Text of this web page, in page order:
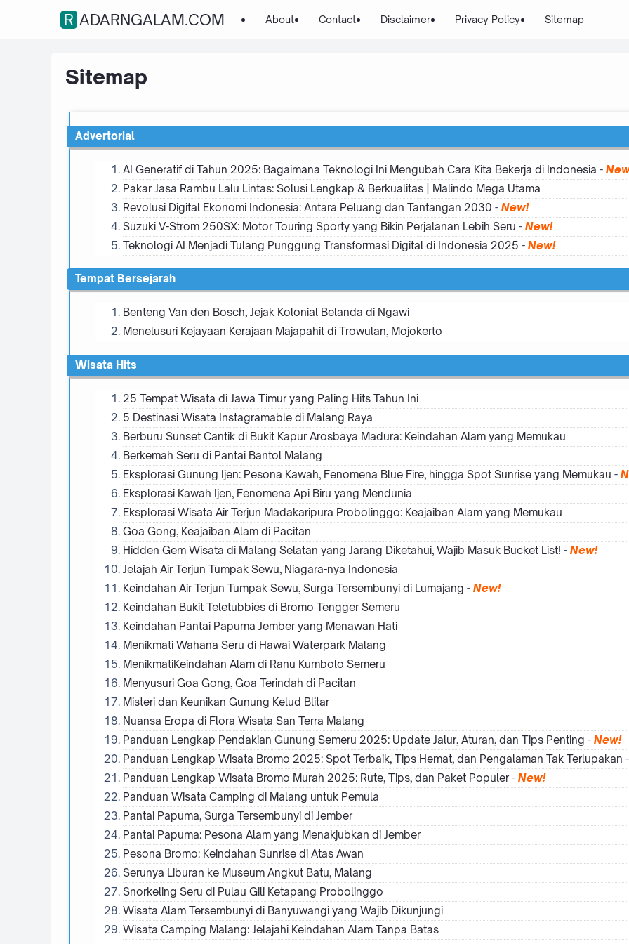
RADARNGALAM.COM About Contact Disclaimer Privacy Policy Sitemap
Sitemap
Advertorial
AI Generatif di Tahun 2025: Bagaimana Teknologi Ini Mengubah Cara Kita Bekerja di Indonesia -
Pakar Jasa Rambu Lalu Lintas: Solusi Lengkap & Berkualitas | Malindo Mega Utama
Revolusi Digital Ekonomi Indonesia: Antara Peluang dan Tantangan 2030 - New!
Suzuki V-Strom 250SX: Motor Touring Sporty yang Bikin Perjalanan Lebih Seru - New!
Teknologi AI Menjadi Tulang Punggung Transformasi Digital di Indonesia 2025 - New!
Tempat Bersejarah
Benteng Van den Bosch, Jejak Kolonial Belanda di Ngawi
Menelusuri Kejayaan Kerajaan Majapahit di Trowulan, Mojokerto
Wisata Hits
25 Tempat Wisata di Jawa Timur yang Paling Hits Tahun Ini
5 Destinasi Wisata Instagramable di Malang Raya
Berburu Sunset Cantik di Bukit Kapur Arosbaya Madura: Keindahan Alam yang Memukau
Berkemah Seru di Pantai Bantol Malang
Eksplorasi Gunung Ijen: Pesona Kawah, Fenomena Blue Fire, hingga Spot Sunrise yang Memukau -
Eksplorasi Kawah Ijen, Fenomena Api Biru yang Mendunia
Eksplorasi Wisata Air Terjun Madakaripura Probolinggo: Keajaiban Alam yang Memukau
Goa Gong, Keajaiban Alam di Pacitan
Hidden Gem Wisata di Malang Selatan yang Jarang Diketahui, Wajib Masuk Bucket List! - New!
Jelajah Air Terjun Tumpak Sewu, Niagara-nya Indonesia
Keindahan Air Terjun Tumpak Sewu, Surga Tersembunyi di Lumajang - New!
Keindahan Bukit Teletubbies di Bromo Tengger Semeru
Keindahan Pantai Papuma Jember yang Menawan Hati
Menikmati Wahana Seru di Hawai Waterpark Malang
MenikmatiKeindahan Alam di Ranu Kumbolo Semeru
Menyusuri Goa Gong, Goa Terindah di Pacitan
Misteri dan Keunikan Gunung Kelud Blitar
Nuansa Eropa di Flora Wisata San Terra Malang
Panduan Lengkap Pendakian Gunung Semeru 2025: Update Jalur, Aturan, dan Tips Penting - New!
Panduan Lengkap Wisata Bromo 2025: Spot Terbaik, Tips Hemat, dan Pengalaman Tak Terlupakan
Panduan Lengkap Wisata Bromo Murah 2025: Rute, Tips, dan Paket Populer- New!
Panduan Wisata Camping di Malang untuk Pemula
Pantai Papuma, Surga Tersembunyi di Jember
Pantai Papuma: Pesona Alam yang Menakjubkan di Jember
Pesona Bromo: Keindahan Sunrise di Atas Awan
Serunya Liburan ke Museum Angkut Batu, Malang
Snorkeling Seru di Pulau Gili Ketapang Probolinggo
Wisata Alam Tersembunyi di Banyuwangi yang Wajib Dikunjungi
Wisata Camping Malang: Jelajahi Keindahan Alam Tanpa Batas